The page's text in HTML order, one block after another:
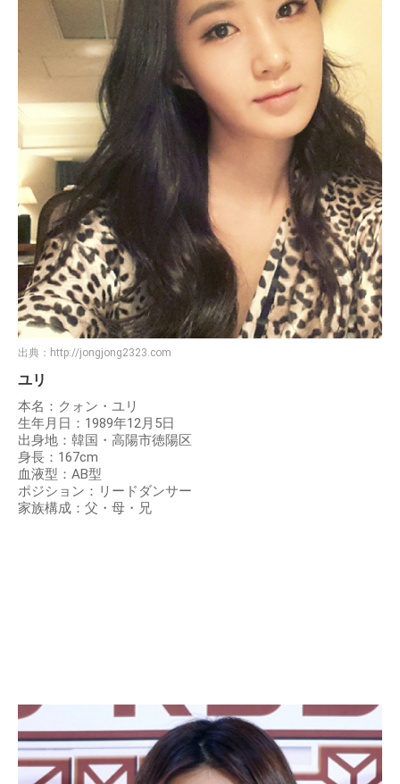
出典： http://jongjong2323.com
ユリ
本名：クォン・ユリ
生年月日：1989年12月5日
出身地：韓国・高陽市徳陽区
身長：167cm
血液型：AB型
ポジション：リードダンサー
家族構成：父・母・兄